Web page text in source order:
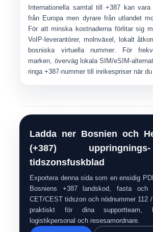
Internationella samtal till +387 kan
från Europa men dyrare från utlandet
För att minska kostnaderna förlitar sig
VoIP-leverantörer, molnväxel, lokalt
bosniska virtuella nummer. För
marken, överväg lokala SIM/eSIM-
ringa +387-nummer till inrikespriser när
Ladda ner Bosnien och
(+387)
tidszonsfuskblad
Exportera denna sida som en ensidig
Bosniens +387 landskod, fasta och
CET/CEST tidszon och nödnummer 112
praktiskt för dina supportteam,
logistikpersonal och resesamordnare.